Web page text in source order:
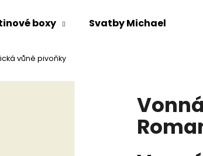
boxy Svatby Michael
vůně pivoňky
Co potřebujete najít?
HLEDAT